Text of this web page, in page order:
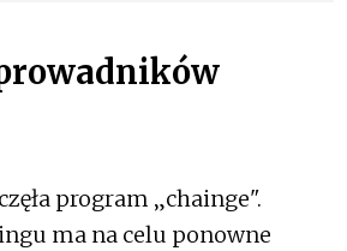
program „chainge".
ma na celu ponowne